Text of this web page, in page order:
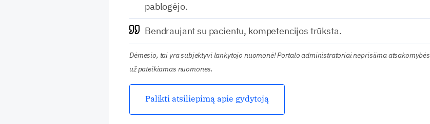
pablogėjo.
Bendraujant su pacientu, kompetencijos trūksta.
Dėmesio, tai yra subjektyvi lankytojo nuomonė! Portalo administratoriai neprisiima atsakomybės
už pateikiamas nuomones.
Palikti atsiliepimą apie gydytoją